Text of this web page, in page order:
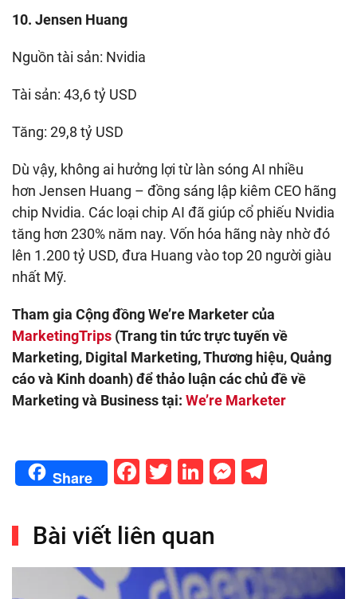
10. Jensen Huang
Nguồn tài sản: Nvidia
Tài sản: 43,6 tỷ USD
Tăng: 29,8 tỷ USD
Dù vậy, không ai hưởng lợi từ làn sóng AI nhiều
hơn Jensen Huang – đồng sáng lập kiêm CEO hãng
chip Nvidia. Các loại chip AI đã giúp cổ phiếu Nvidia
tăng hơn 230% năm nay. Vốn hóa hãng này nhờ đó
lên 1.200 tỷ USD, đưa Huang vào top 20 người giàu
nhất Mỹ.
Tham gia Cộng đồng We’re Marketer của
MarketingTrips (Trang tin tức trực tuyến về
Marketing, Digital Marketing, Thương hiệu, Quảng
cáo và Kinh doanh) để thảo luận các chủ đề về
Marketing và Business tại: We’re Marketer
Share Facebook
Twitter
LinkedIn
Bài viết liên quan